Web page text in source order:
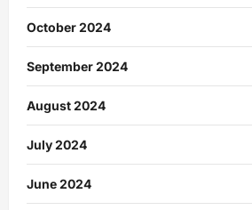
October 2024
September 2024
August 2024
July 2024
June 2024